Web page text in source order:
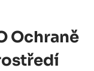
Ochraně